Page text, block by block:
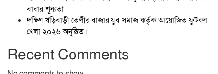
বাবার শূন্যতা
দক্ষিণ খড়িবাড়ী তেলীর বাজার যুব সমাজ কর্তৃক আয়োজিত ফুটবল
খেলা ২০২৬ অনুষ্ঠিত।
Recent Comments